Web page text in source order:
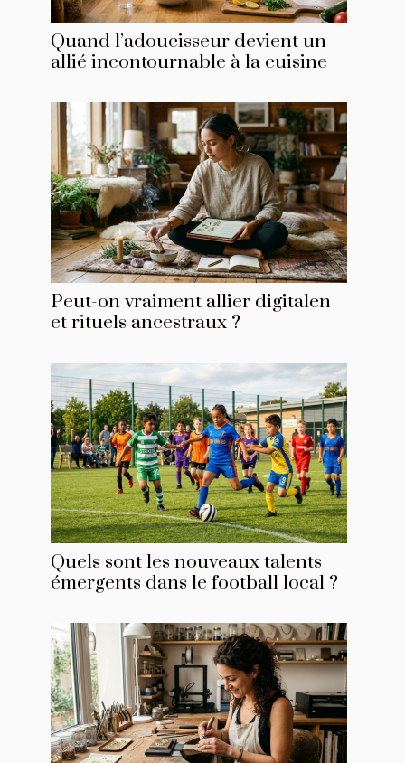
Quand l’adoucisseur devient un
allié incontournable à la cuisine
Peut-on vraiment allier digitalen
et rituels ancestraux ?
Quels sont les nouveaux talents
émergents dans le football local ?